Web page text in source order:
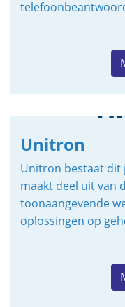
Unitron
Unitron bestaat dit
maakt deel uit van
toonaangevende
oplossingen op